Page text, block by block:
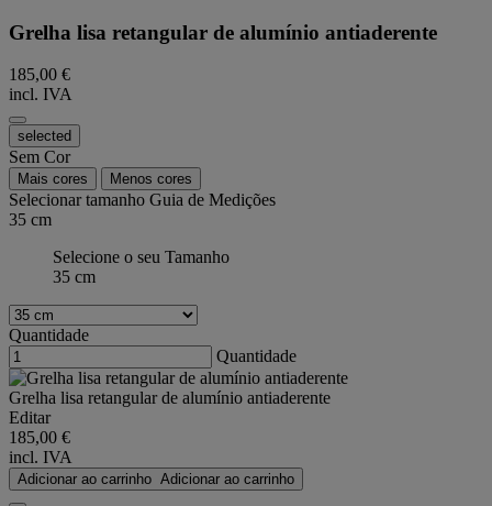
Grelha lisa retangular de alumínio antiaderente
185,00 €
incl. IVA
selected
Sem Cor
Mais cores Menos cores
Selecionar tamanho Guia de Medições
35 cm
Selecione o seu Tamanho
35 cm
Quantidade
Quantidade
Grelha lisa retangular de alumínio antiaderente
Editar
185,00 €
incl. IVA
Adicionar ao carrinho Adicionar ao carrinho